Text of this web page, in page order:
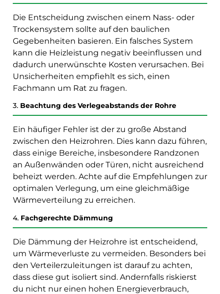
Die Entscheidung zwischen einem Nass- oder
Trockensystem sollte auf den baulichen
Gegebenheiten basieren. Ein falsches System
kann die Heizleistung negativ beeinflussen und
dadurch unerwünschte Kosten verursachen. Bei
Unsicherheiten empfiehlt es sich, einen
Fachmann um Rat zu fragen.
3. Beachtung des Verlegeabstands der Rohre
Ein häufiger Fehler ist der zu große Abstand
zwischen den Heizrohren. Dies kann dazu führen,
dass einige Bereiche, insbesondere Randzonen
an Außenwänden oder Türen, nicht ausreichend
beheizt werden. Achte auf die Empfehlungen zur
optimalen Verlegung, um eine gleichmäßige
Wärmeverteilung zu erreichen.
4. Fachgerechte Dämmung
Die Dämmung der Heizrohre ist entscheidend,
um Wärmeverluste zu vermeiden. Besonders bei
den Verteilerzuleitungen ist darauf zu achten,
dass diese gut isoliert sind. Andernfalls riskierst
du nicht nur einen hohen Energieverbrauch,